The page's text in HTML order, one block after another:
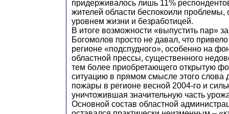
придерживалось лишь 11%
жителей области беспокоили проблемы,
уровнем жизни и безработицей.
В итоге возможности «выпустить пар»
Богомолов просто не давал, что
регионе «подспудного», особенно на
областной прессы, существенного
тем более приобретающего открытую
ситуацию в прямом смысле этого слова
пожары в регионе весной 2004-го и
уничтожившая значительную часть
Основной состав областной